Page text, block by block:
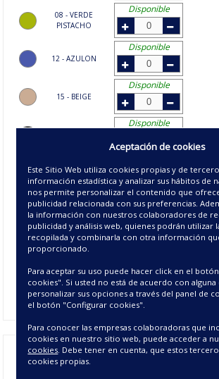
08 - VERDE
PISTACHO
12 - AZULON
15 - BEIGE
26 - GRIS
27 - PERLA
28 - TURQUESA
41 - CRUDO
Disponible
Disponible
Disponible
Disponible
Disponible
Disponible
Disponible
Lacortina basic Loneta,ofrece un millón
Aceptación de cookies
Este Sitio Web utiliza cookies propias y de
información estadística y analizar sus hábitos de
nos permite personalizar el contenido que
publicidad relacionada con sus preferencias.
la información con nuestros colaboradores de
publicidad y análisis web, quienes podrán utilizar
recopilada y combinarla con otra información
proporcionado.
Para aceptar su uso puede hacer click en el
cookies". Si usted no está de acuerdo con alguna
personalizar sus opciones a través del panel de
el botón "Configurar cookies".
Para conocer las empresas colaboradoras que
cookies en nuestro sitio web, puede acceder a
cookies. Debe tener en cuenta, que estos
cookies propias.